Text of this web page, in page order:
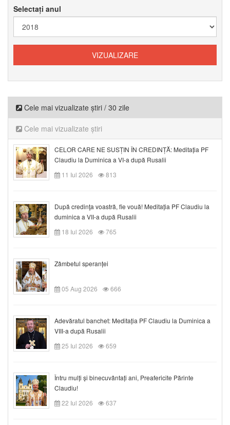
Selectați anul
Cele mai vizualizate știri / 30 zile
Cele mai vizualizate știri
CELOR CARE NE SUSȚIN ÎN CREDINȚĂ: Meditația PF
Claudiu la Duminica a VI-a după Rusalii
11 Iul 2026
813
După credinţa voastră, fie vouă! Meditația PF Claudiu la
duminica a VII-a după Rusalii
18 Iul 2026
765
Zâmbetul speranței
05 Aug 2026 666
Adevăratul banchet: Meditația PF Claudiu la Duminica a
VIII-a după Rusalii
25 Iul 2026
659
Întru mulți și binecuvântați ani, Preafericite Părinte
Claudiu!
22 Iul 2026
637